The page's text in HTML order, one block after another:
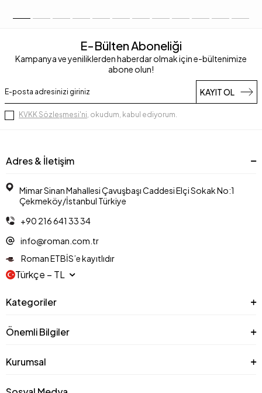
E-Bülten Aboneliği
Kampanya ve yeniliklerden haberdar olmak için e-bültenimize
abone olun!
KAYIT OL
KVKK Sözleşmesi'ni , okudum, kabul ediyorum.
Adres & İletişim
Mimar Sinan Mahallesi Çavuşbaşı Caddesi Elçi Sokak No:1
Çekmeköy/İstanbul Türkiye
+90 216 641 33 34
info@roman.com.tr
Roman ETBİS’e kayıtlıdır
Türkçe − TL
Kategoriler
Önemli Bilgiler
Kurumsal